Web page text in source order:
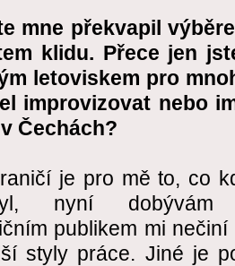
mne překvapil
klidu. Přece jen
letoviskem pro
improvizovat nebo
Čechách?
je pro mě to, co
nyní dobývám
publikem mi
styly práce. Jiné je